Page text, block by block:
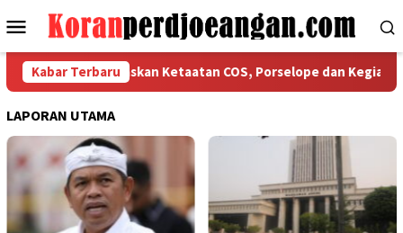
ke
Menu
Mobile
Kabar Terbaru
Bekasi Tegaskan Ketaatan COS, Porselope dan Kegiatan
LAPORAN UTAMA